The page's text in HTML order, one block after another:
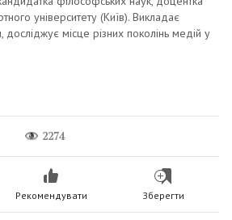
університету (Київ). Викладає
досліджує місце різних поколінь медій у
2274
Рекомендувати Зберегти